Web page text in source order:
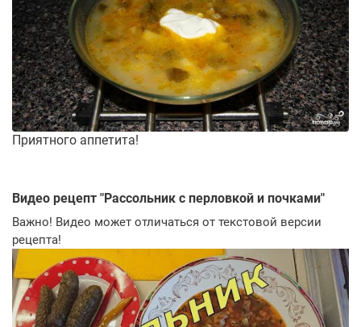
Приятного аппетита!
Видео рецепт "Рассольник с перловкой и почками"
Важно! Видео может отличаться от текстовой версии
рецепта!